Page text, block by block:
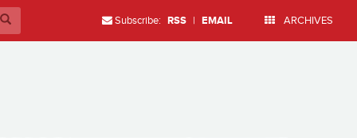
Subscribe: RSS | EMAIL ARCHIVES